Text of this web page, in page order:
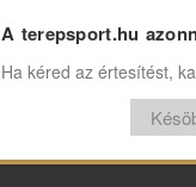
ENG
ÉLETMÓD
A terepsport.hu
Ha kéred az értesítést,